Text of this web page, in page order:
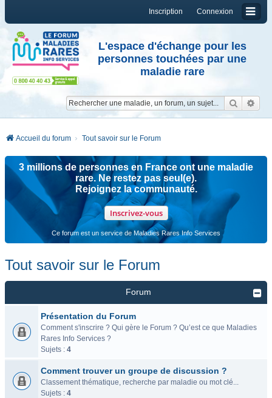
Connexion
Inscription
L'espace d'échange pour les
personnes touchées par une
maladie rare
Accueil du forum Tout savoir sur le Forum
3 millions de personnes en France ont une maladie
rare. Ne restez pas seul(e).
Rejoignez la communauté.
Inscrivez-vous
Ce forum est un service de Maladies Rares Info Services
Tout savoir sur le Forum
Forum
Présentation du Forum
Comment s'inscrire ? Qui gère le Forum ? Qu’est ce que Maladies
Rares Info Services ?
Sujets : 4
Comment trouver un groupe de discussion ?
Classement thématique, recherche par maladie ou mot clé...
Sujets : 4